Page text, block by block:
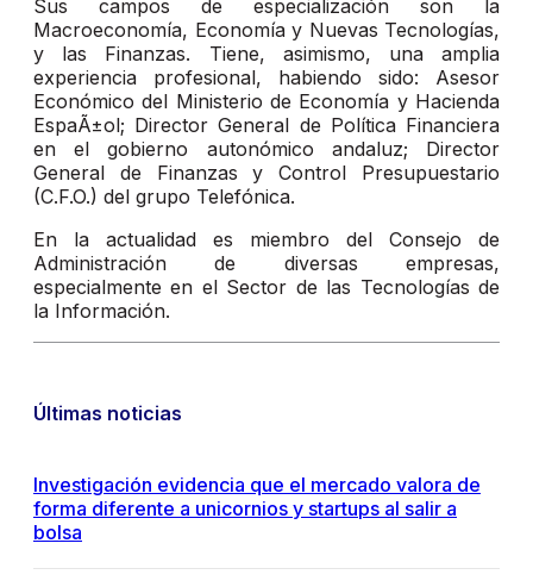
Sus campos de especialización son la
Macroeconomía, Economía y Nuevas Tecnologías,
y las Finanzas. Tiene, asimismo, una amplia
experiencia profesional, habiendo sido: Asesor
Económico del Ministerio de Economía y Hacienda
EspaÃ±ol; Director General de Política Financiera
en el gobierno autonómico andaluz; Director
General de Finanzas y Control Presupuestario
(C.F.O.) del grupo Telefónica.
En la actualidad es miembro del Consejo de
Administración de diversas empresas,
especialmente en el Sector de las Tecnologías de
la Información.
Últimas noticias
Investigación evidencia que el mercado valora de
forma diferente a unicornios y startups al salir a
bolsa